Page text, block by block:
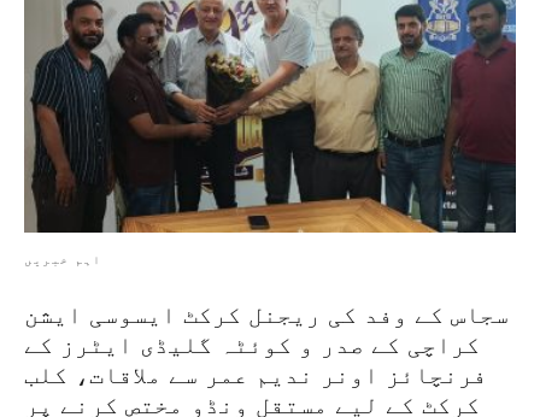
اہم خبریں
سجاس کے وفد کی ریجنل کرکٹ ایسوسی ایشن
کراچی کے صدر و کوئٹہ گلیڈی ایٹرز کے
فرنچائز اونر ندیم عمر سے ملاقات، کلب
کرکٹ کے لیے مستقل ونڈو مختص کرنے پر